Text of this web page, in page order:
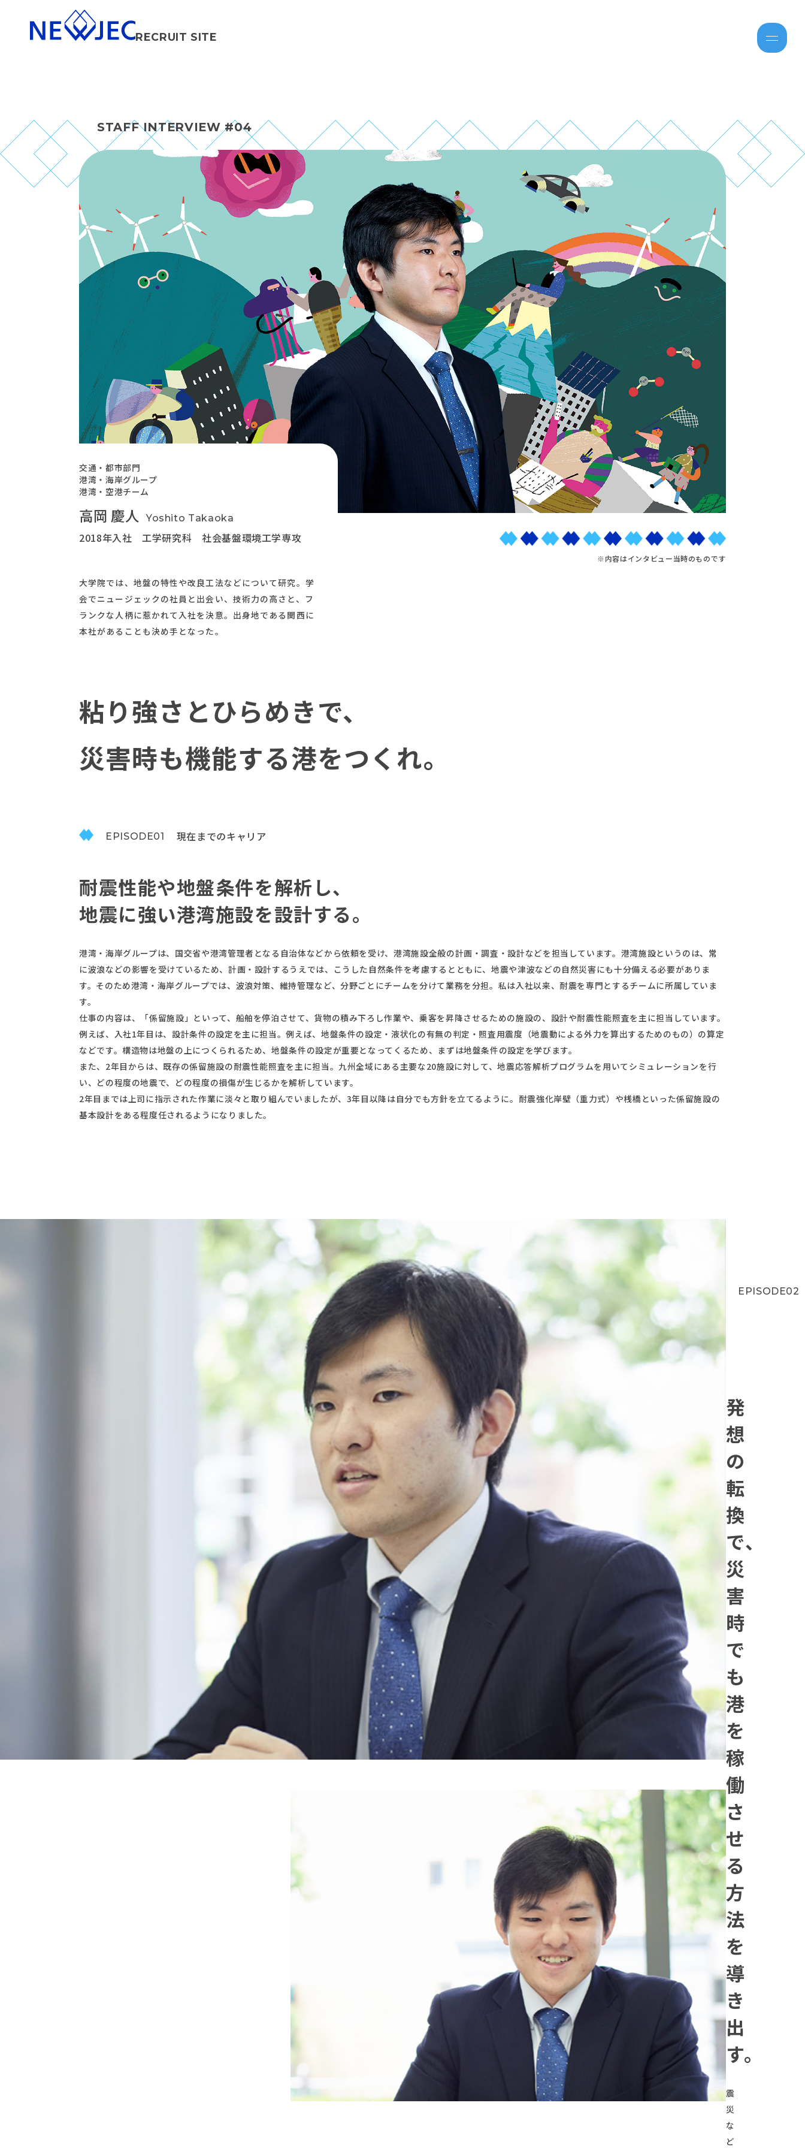
RECRUIT SITE
※内容はインタビュー当時のものです
STAFF INTERVIEW #04
交通・都市部門
港湾・海岸グループ
港湾・空港チーム
高岡 慶人 Yoshito Takaoka
2018年入社 工学研究科 社会基盤環境工学専攻
大学院では、地盤の特性や改良工法などについて研究。学
会でニュージェックの社員と出会い、技術力の高さと、フ
ランクな人柄に惹かれて入社を決意。出身地である関西に
本社があることも決め手となった。
粘り強さとひらめきで、
災害時も機能する港をつくれ。
EPISODE01 現在までのキャリア
耐震性能や地盤条件を解析し、
地震に強い港湾施設を設計する。
港湾・海岸グループは、国交省や港湾管理者となる自治体などから依頼を受け、港湾施設全般の計画・調査・設計などを担当しています。港湾施設というのは、常
に波浪などの影響を受けているため、計画・設計するうえでは、こうした自然条件を考慮するとともに、地震や津波などの自然災害にも十分備える必要がありま
す。そのため港湾・海岸グループでは、波浪対策、維持管理など、分野ごとにチームを分けて業務を分担。私は入社以来、耐震を専門とするチームに所属していま
す。
仕事の内容は、「係留施設」といって、船舶を停泊させて、貨物の積み下ろし作業や、乗客を昇降させるための施設の、設計や耐震性能照査を主に担当しています。
例えば、入社1年目は、設計条件の設定を主に担当。例えば、地盤条件の設定・液状化の有無の判定・照査用震度（地震動による外力を算出するためのもの）の算定
などです。構造物は地盤の上につくられるため、地盤条件の設定が重要となってくるため、まずは地盤条件の設定を学びます。
また、2年目からは、既存の係留施設の耐震性能照査を主に担当。九州全域にある主要な20施設に対して、地震応答解析プログラムを用いてシミュレーションを行
い、どの程度の地震で、どの程度の損傷が生じるかを解析しています。
2年目までは上司に指示された作業に淡々と取り組んでいましたが、3年目以降は自分でも方針を立てるように。耐震強化岸壁（重力式）や桟橋といった係留施設の
基本設計をある程度任されるようになりました。
EPISODE02
発
想
の
転
換
で、
災
害
時
で
も
港
を
稼
働
さ
せ
る
方
法
を
導
き
出
す。
震
災
な
ど